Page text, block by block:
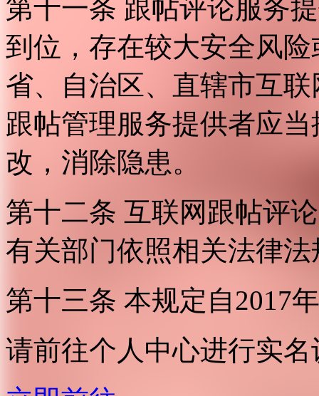
第十一条 跟帖评论服务
到位，存在较大安全风
省、自治区、直辖市互
跟帖管理服务提供者应
改，消除隐患。
第十二条 互联网跟帖评
有关部门依照相关法律
第十三条 本规定自2017
请前往个人中心进行实名